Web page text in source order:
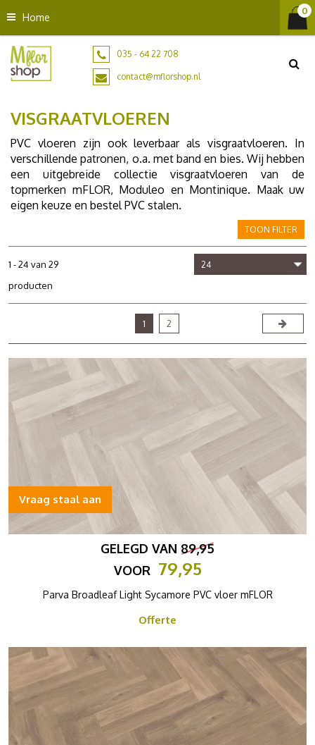
n
Home
035 - 64 22 708
contact@mflorshop.nl
VISGRAATVLOEREN
PVC vloeren zijn ook leverbaar als visgraatvloeren. In
verschillende patronen, o.a. met band en bies. Wij hebben
een uitgebreide collectie visgraatvloeren van de
topmerken mFLOR, Moduleo en Montinique. Maak uw
eigen keuze en bestel PVC stalen.
TOON FILTER
1 - 24 van 29
producten
1 2
GELEGD VAN 89,95
VOOR 79,95
Parva Broadleaf Light Sycamore PVC vloer mFLOR
Offerte
Vraag staal aan